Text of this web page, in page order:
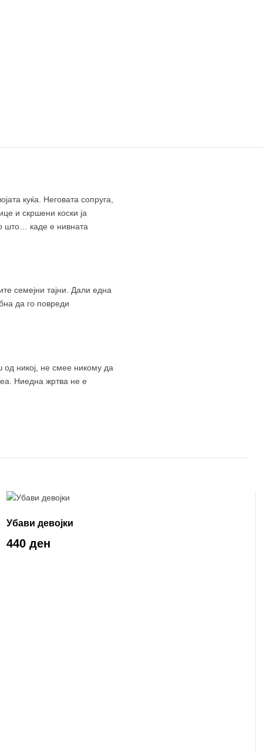
куќа. Неговата сопруга,
и скршени коски ја
што… каде е нивната
семејни тајни. Дали една
да го повреди
никој, не смее никому да
Ниедна жртва не е
Убави девојки
440 ден